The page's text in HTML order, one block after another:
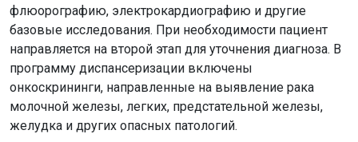
флюорографию, электрокардиографию и другие
базовые исследования. При необходимости пациент
направляется на второй этап для уточнения диагноза. В
программу диспансеризации включены
онкоскрининги, направленные на выявление рака
молочной железы, легких, предстательной железы,
желудка и других опасных патологий.